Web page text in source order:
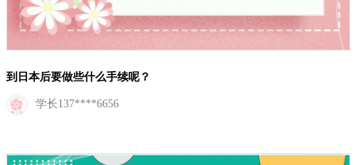
到日本后要做些什么手续呢？
学长137****6656